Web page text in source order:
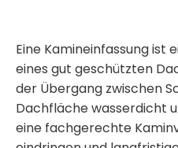
Eine Kamineinfassungist
eines gut geschützten
der Übergang zwischen
Dachfläche wasserdicht
eine fachgerechte